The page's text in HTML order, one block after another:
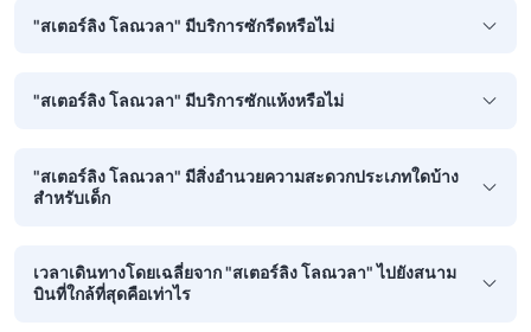
"สเตอร์ลิง โลณวลา" มีบริการซักรีดหรือไม่
"สเตอร์ลิง โลณวลา" มีบริการซักแห้งหรือไม่
"สเตอร์ลิง โลณวลา" มีสิ่งอำนวยความสะดวกประเภทใดบ้าง
สำหรับเด็ก
เวลาเดินทางโดยเฉลี่ยจาก "สเตอร์ลิง โลณวลา" ไปยังสนาม
บินที่ใกล้ที่สุดคือเท่าไร